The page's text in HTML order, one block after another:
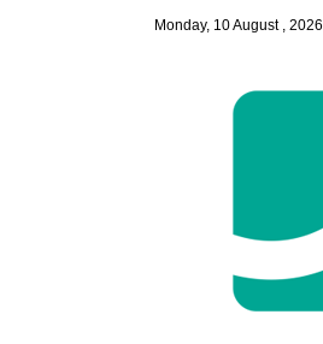
Monday, 10 August , 2026